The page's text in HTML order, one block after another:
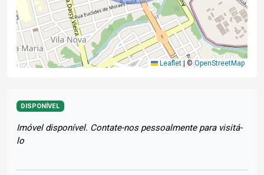
Leaflet | ©OpenStreetMap
DISPONÍVEL
Imóvel disponível. Contate-nos pessoalmente para visitá-
lo